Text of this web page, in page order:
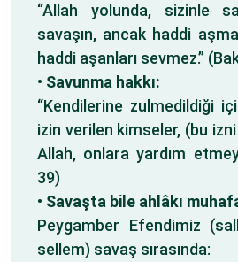
“Allah yolunda, sizinle
savaşın, ancak haddi
haddi aşanları sevmez.”
• Savunma hakkı:
“Kendilerine zulmedildiği
izin verilen kimseler, (bu
Allah, onlara yardım
39)
• Savaşta bile ahlâkı
Peygamber Efendimiz
sellem) savaş sırasında: